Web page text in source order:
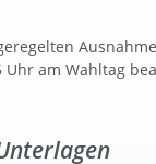
am Wahltag